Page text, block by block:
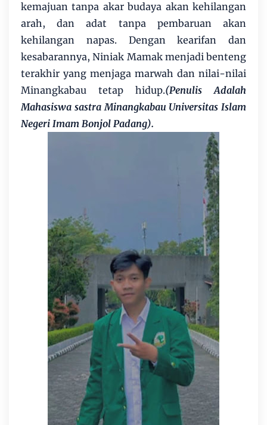
kemajuan tanpa akar budaya akan kehilangan
arah, dan adat tanpa pembaruan akan
kehilangan napas. Dengan kearifan dan
kesabarannya, Niniak Mamak menjadi benteng
terakhir yang menjaga marwah dan nilai-nilai
Minangkabau tetap hidup.(Penulis Adalah
Mahasiswa sastra Minangkabau Universitas Islam
Negeri Imam Bonjol Padang).